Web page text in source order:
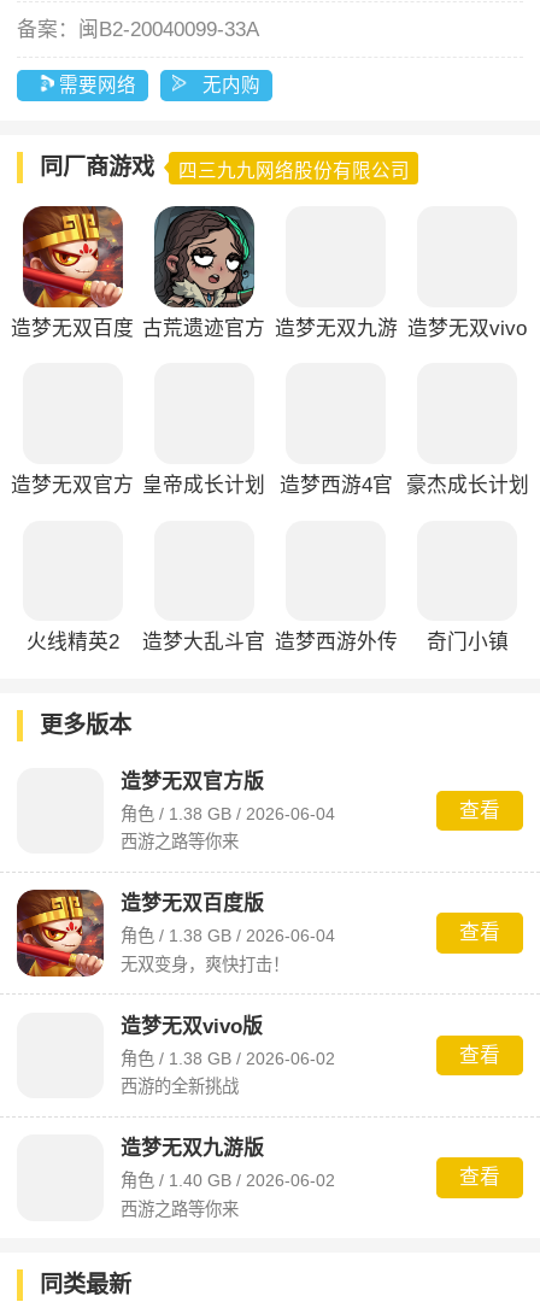
备案： 闽B2-20040099-33A
需要网络 无内购
同厂商游戏 四三九九网络股份有限公司
造梦无双百度 古荒遗迹官方 造梦无双九游 造梦无双vivo
造梦无双官方 皇帝成长计划
造梦西游4官
豪杰成长计划
火线精英2
造梦大乱斗官 造梦西游外传
奇门小镇
更多版本
造梦无双官方版
角色 / 1.38 GB / 2026-06-04
西游之路等你来
查看
造梦无双百度版
角色 / 1.38 GB / 2026-06-04
无双变身，爽快打击！
查看
造梦无双vivo版
角色 / 1.38 GB / 2026-06-02
西游的全新挑战
查看
造梦无双九游版
角色 / 1.40 GB / 2026-06-02
西游之路等你来
查看
同类最新